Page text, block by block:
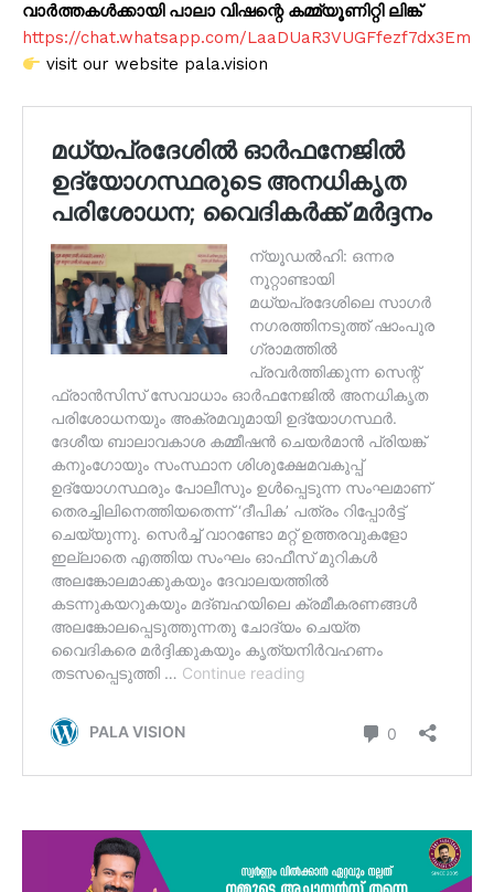
വാർത്തകൾക്കായി പാലാ വിഷന്റെ കമ്മ്യൂണിറ്റി ലിങ്ക്
https://chat.whatsapp.com/LaaDUaR3VUGFfezf7dx3Em
visit our website pala.vision